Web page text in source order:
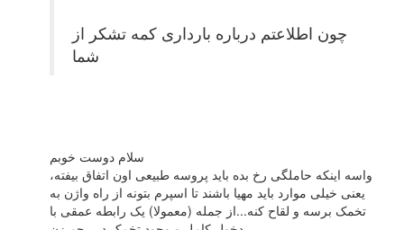
چون اطلاعتم درباره بارداری کمه تشکر از
شما
سلام دوست خوبم
واسه اینکه حاملگی رخ بده باید پروسه طبیعی اون اتفاق بیفته،
یعنی خیلی موارد باید مهیا باشند تا اسپرم بتونه از راه واژن به
تخمک برسه و لقاح کنه...از جمله (معمولا) یک رابطه عمقی با